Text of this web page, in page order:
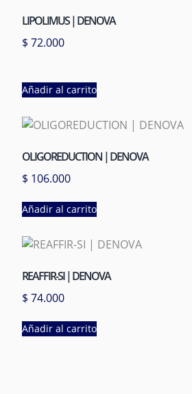
LIPOLIMUS | DENOVA
$ 72.000
Añadir al carrito
OLIGOREDUCTION | DENOVA
$ 106.000
Añadir al carrito
REAFFIR-SI | DENOVA
$ 74.000
Añadir al carrito